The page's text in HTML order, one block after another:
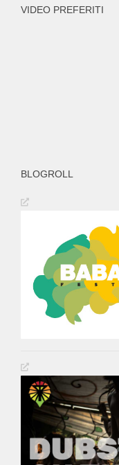
VIDEO PREFERITI
BLOGROLL